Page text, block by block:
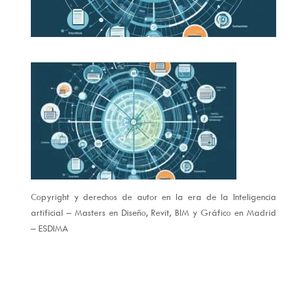
Copyright y derechos de autor en la era de la Inteligencia
artificial – Masters en Diseño, Revit, BIM y Gráfico en Madrid
– ESDIMA